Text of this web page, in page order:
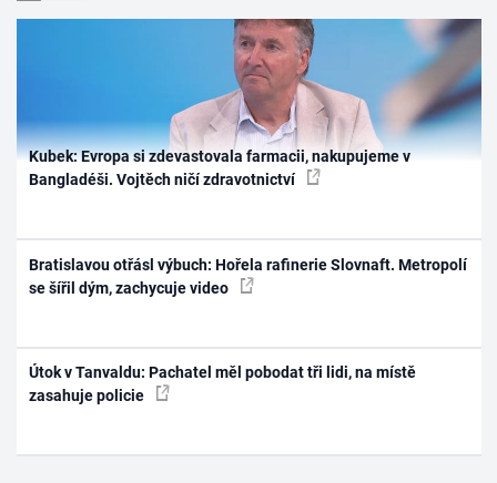
Kubek: Evropa si zdevastovala farmacii, nakupujeme v
Bangladéši. Vojtěch ničí zdravotnictví
Bratislavou otřásl výbuch: Hořela rafinerie Slovnaft. Metropolí
se šířil dým, zachycuje video
Útok v Tanvaldu: Pachatel měl pobodat tři lidi, na místě
zasahuje policie